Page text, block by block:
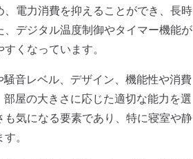
電力消費を抑えることができ、長時
デジタル温度制御やタイマー機能が
くなっています。
音レベル、デザイン、機能性や消費
屋の大きさに応じた適切な能力を選
気になる要素であり、特に寝室や静
。